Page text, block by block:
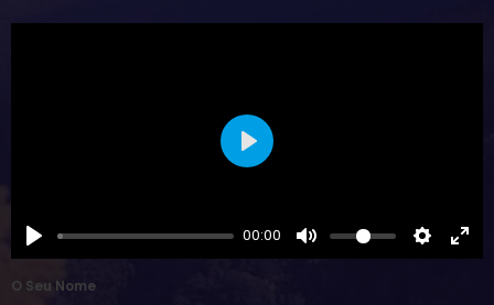
00:00
Play
O Seu Nome